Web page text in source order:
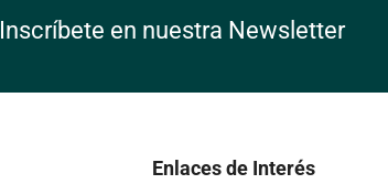
Inscríbete en nuestra Newsletter
Enlaces de Interés